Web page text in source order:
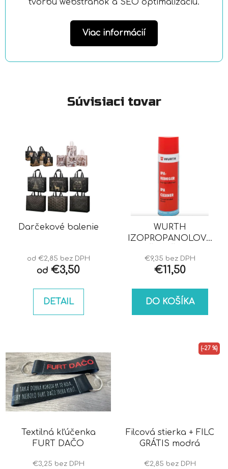
tvorbu webstránok a SEO optimalizáciu.
Viac informácií
Súvisiaci tovar
Darčekové balenie
od €2,85 bez DPH
od €3,50
DETAIL
WURTH
IZOPROPANOLOVÝ
€9,35 bez DPH
€11,50
DO KOŠÍKA
Textilná kľúčenka
FURT DAČO
€3,25 bez DPH
Filcová stierka + FILC
GRÁTIS modrá
€2,85 bez DPH
(–27 %)